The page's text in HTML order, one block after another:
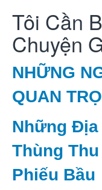
Tôi Cần
Chuyện
NHỮNG
QUAN
Những
Thùng
Phiếu Bầu